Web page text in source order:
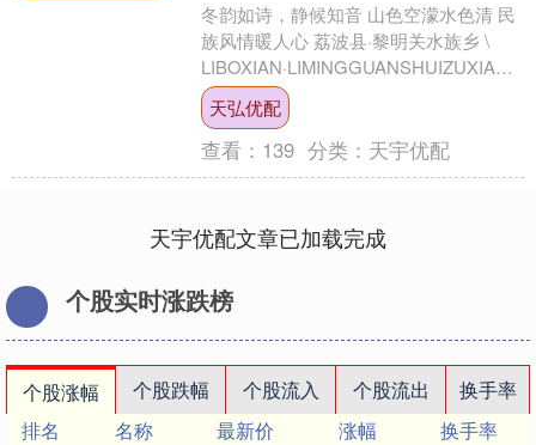
冬韵如诗，静候知音 山色空濛水色清 民
族风情暖人心 荔波县·黎明关水族乡 \
LIBOXIAN·LIMINGGUANSHUIZUXIANG
/ 黔南州荔波县黎明....
天弘优配
查看： 139 分类： 天宇优配
天宇优配文章已加载完成
个股实时涨跌榜
个股涨幅 个股跌幅 个股流入 个股流出
换手率
排名
名称 最新价 涨幅
换手率